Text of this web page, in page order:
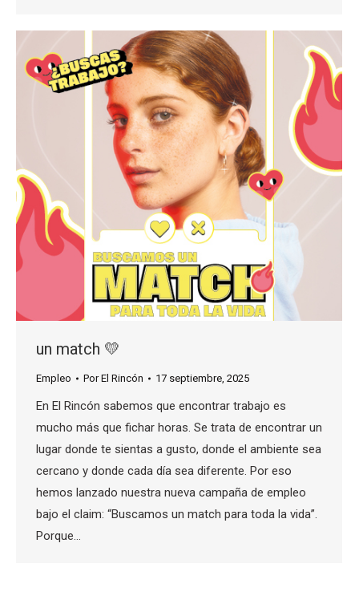
un match 💛
Empleo PorEl Rincón 17 septiembre, 2025
En El Rincón sabemos que encontrar trabajo es
mucho más que fichar horas. Se trata de encontrar un
lugar donde te sientas a gusto, donde el ambiente sea
cercano y donde cada día sea diferente. Por eso
hemos lanzado nuestra nueva campaña de empleo
bajo el claim: “Buscamos un match para toda la vida”.
Porque…